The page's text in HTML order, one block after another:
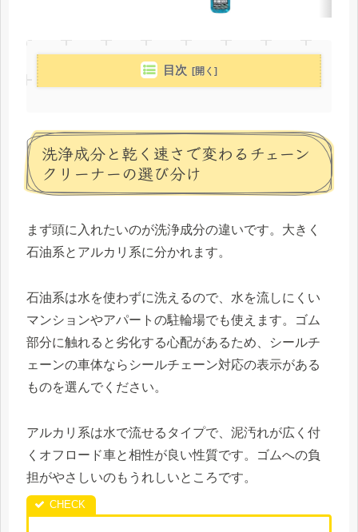
目次
洗浄成分と乾く速さで変わるチェーン
クリーナーの選び分け
まず頭に入れたいのが洗浄成分の違いです。大きく
石油系とアルカリ系に分かれます。
石油系は水を使わずに洗えるので、水を流しにくい
マンションやアパートの駐輪場でも使えます。ゴム
部分に触れると劣化する心配があるため、シールチ
ェーンの車体ならシールチェーン対応の表示がある
ものを選んでください。
アルカリ系は水で流せるタイプで、泥汚れが広く付
くオフロード車と相性が良い性質です。ゴムへの負
担がやさしいのもうれしいところです。